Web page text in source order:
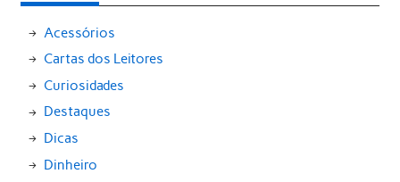
Acessórios
Cartas dos Leitores
Curiosidades
Destaques
Dicas
Dinheiro